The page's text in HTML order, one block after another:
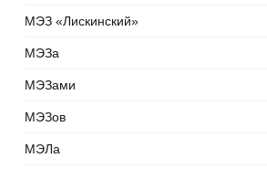
МЭЗ «Лискинский»
МЭЗа
МЭЗами
МЭЗов
МЭЛа